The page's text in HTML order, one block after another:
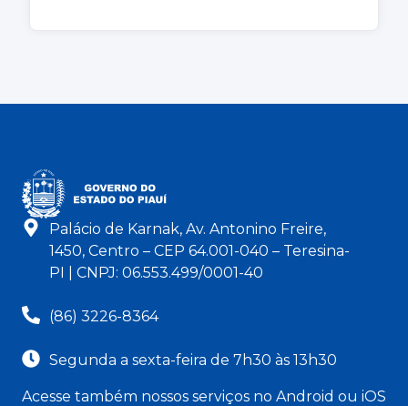
Palácio de Karnak, Av. Antonino Freire,
1450, Centro – CEP 64.001-040 – Teresina-
PI | CNPJ: 06.553.499/0001-40
(86) 3226-8364
Segunda a sexta-feira de 7h30 às 13h30
Acesse também nossos serviços no Android ou iOS